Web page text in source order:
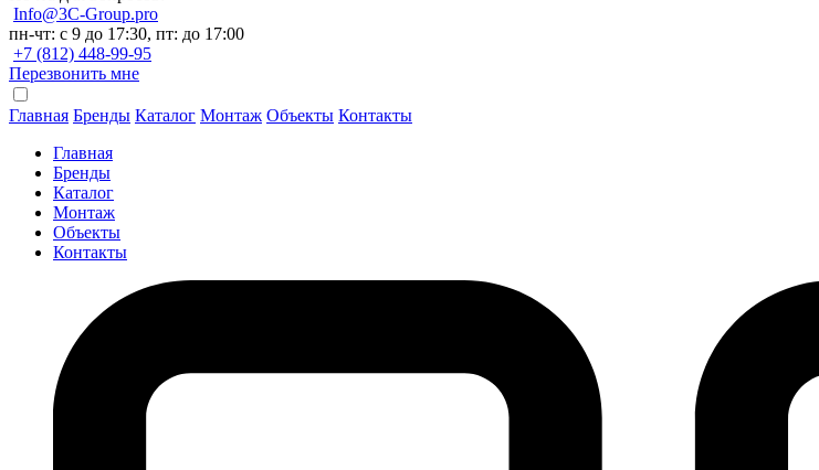
Info@3C-Group.pro
пн-чт: с 9 до 17:30, пт: до 17:00
+7 (812) 448-99-95
Перезвонить мне
Главная Бренды Каталог Монтаж Объекты Контакты
Главная
Бренды
Каталог
Монтаж
Объекты
Контакты